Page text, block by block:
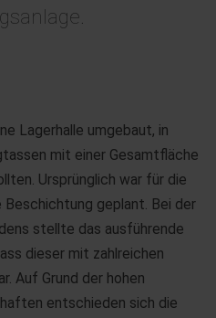
Lagerhalle umgebaut, in
mit einer Gesamtfläche
Ursprünglich war für die
Beschichtung geplant. Bei der
stellte das ausführende
dieser mit zahlreichen
Auf Grund der hohen
entschieden sich die